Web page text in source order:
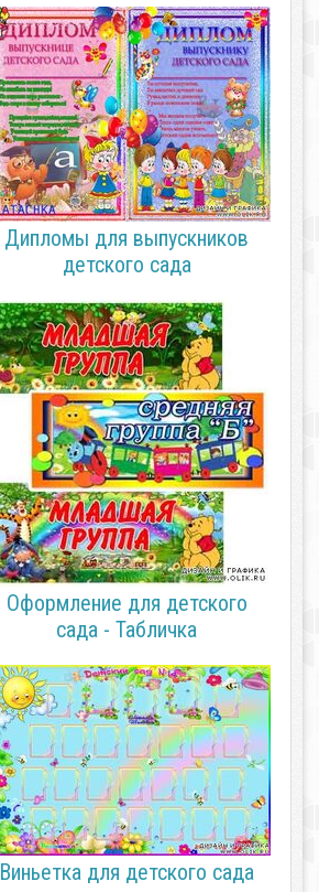
Дипломы для выпускников
детского сада
Оформление для детского
сада - Табличка
Виньетка для детского сада